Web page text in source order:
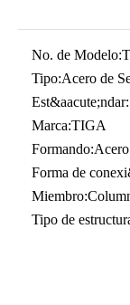
No. de Modelo:
Tipo:Acero de
Est&aacute;ndar:
Marca:TIGA
Formando:
Forma de
Miembro:
Tipo de